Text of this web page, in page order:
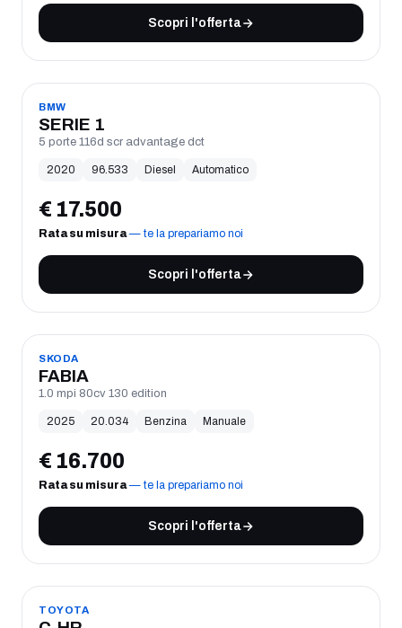
Scopri l'offerta
USATO
BMW
SERIE 1
5 porte 116d scr advantage dct
2020 96.533 Diesel Automatico
€ 17.500
Rata su misura— te la prepariamo noi
Scopri l'offerta
USATO
SKODA
FABIA
1.0 mpi 80cv 130 edition
2025 20.034 Benzina Manuale
€ 16.700
Rata su misura— te la prepariamo noi
Scopri l'offerta
USATO
TOYOTA